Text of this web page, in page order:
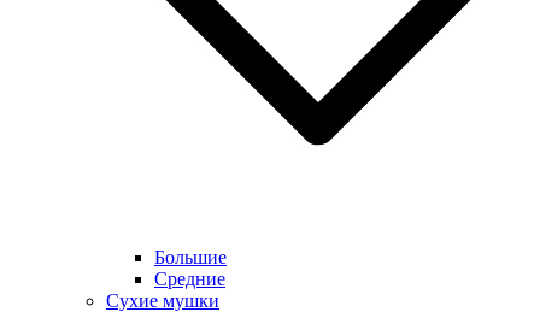
Большие
Средние
Сухие мушки